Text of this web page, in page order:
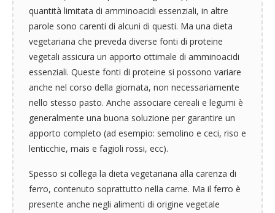
quantità limitata di amminoacidi essenziali, in altre
parole sono carenti di alcuni di questi. Ma una dieta
vegetariana che preveda diverse fonti di proteine
vegetali assicura un apporto ottimale di amminoacidi
essenziali. Queste fonti di proteine si possono variare
anche nel corso della giornata, non necessariamente
nello stesso pasto. Anche associare cereali e legumi è
generalmente una buona soluzione per garantire un
apporto completo (ad esempio: semolino e ceci, riso e
lenticchie, mais e fagioli rossi, ecc).
Spesso si collega la dieta vegetariana alla carenza di
ferro, contenuto soprattutto nella carne. Ma il ferro è
presente anche negli alimenti di origine vegetale